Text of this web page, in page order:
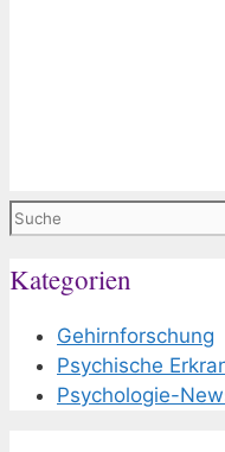
Suchen
Kategorien
Gehirnforschung
Psychische
Psychologie-